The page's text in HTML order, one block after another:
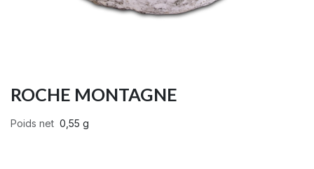
ROCHE MONTAGNE
Poids net 0,55 g